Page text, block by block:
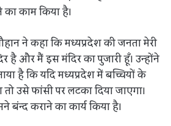
काम किया है।
ने कहा कि मध्यप्रदेश की जनता मेरी
है और मैं इस मंदिर का पुजारी हूँ। उन्होंने
है कि यदि मध्यप्रदेश में बच्चियों के
उसे फांसी पर लटका दिया जाएगा।
कराने का कार्य किया है।